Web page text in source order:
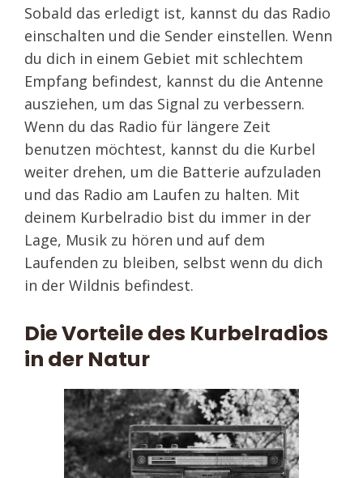
Sobald das erledigt ist, kannst du das Radio
einschalten und die Sender einstellen. Wenn
du dich in einem Gebiet mit schlechtem
Empfang befindest, kannst du die Antenne
ausziehen, um das Signal zu verbessern.
Wenn du das Radio für längere Zeit
benutzen möchtest, kannst du die Kurbel
weiter drehen, um die Batterie aufzuladen
und das Radio am Laufen zu halten. Mit
deinem Kurbelradio bist du immer in der
Lage, Musik zu hören und auf dem
Laufenden zu bleiben, selbst wenn du dich
in der Wildnis befindest.
Die Vorteile des Kurbelradios
in der Natur